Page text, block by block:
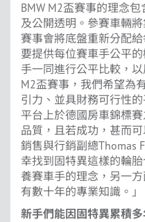
BMW M2盃賽事的理念
及公開透明。參賽車輛
賽事會將底盤重新分配
要提供每位賽車手公平
手一同進行公平比較，
M2盃賽事，我們希望為
引力、並具財務可行性
平台上於德國房車錦標
品質，且若成功，甚而
銷售與行銷副總Thomas
幸找到固特異這樣的輪
養賽車手的理念，另一
有數十年的專業知識。」
新手們能因固特異累積